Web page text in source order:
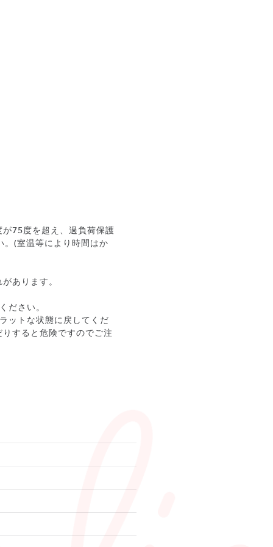
75度を超え、過負荷保護
(室温等により時間はか
あります。
ださい。
ットな状態に戻してくだ
すると危険ですのでご注